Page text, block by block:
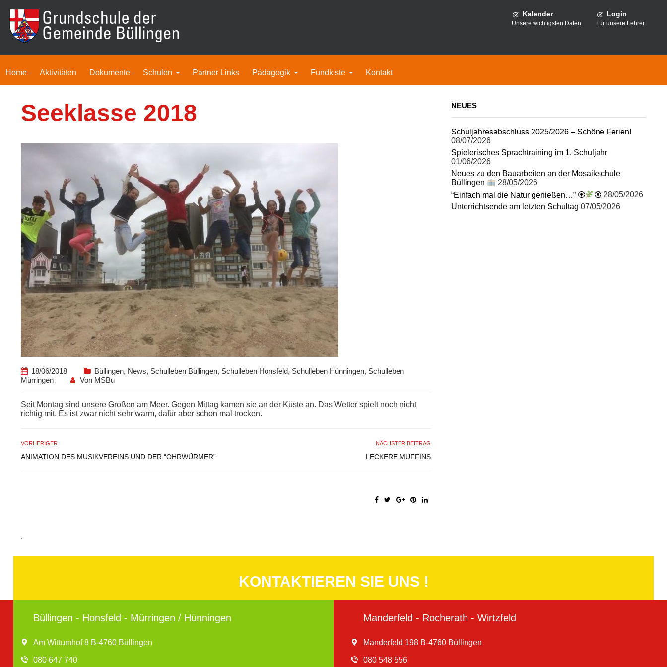
Login
Für unsere Lehrer
Kalender
Unsere wichtigsten Daten
Home Aktivitäten Dokumente Schulen Partner Links Pädagogik Fundkiste Kontakt
Seeklasse 2018
18/06/2018 Büllingen, News, Schulleben Büllingen, Schulleben Honsfeld, Schulleben Hünningen, Schulleben
Mürringen
Von MSBu
Seit Montag sind unsere Großen am Meer. Gegen Mittag kamen sie an der Küste an. Das Wetter spielt noch nicht
richtig mit. Es ist zwar nicht sehr warm, dafür aber schon mal trocken.
VORHERIGER
ANIMATION DES MUSIKVEREINS UND DER “OHRWÜRMER”
NÄCHSTER BEITRAG
LECKERE MUFFINS
.
NEUES
Schuljahresabschluss 2025/2026 – Schöne Ferien!
08/07/2026
Spielerisches Sprachtraining im 1. Schuljahr
01/06/2026
Neues zu den Bauarbeiten an der Mosaikschule
Büllingen
28/05/2026
“Einfach mal die Natur genießen…” 🏵
🏵 28/05/2026
Unterrichtsende am letzten Schultag 07/05/2026
KONTAKTIEREN SIE UNS !
Büllingen - Honsfeld - Mürringen / Hünningen
Am Wittumhof 8 B-4760 Büllingen
080 647 740
Manderfeld - Rocherath - Wirtzfeld
Manderfeld 198 B-4760 Büllingen
080 548 556